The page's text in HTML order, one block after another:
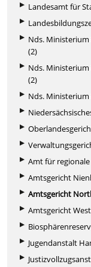
Landesamt für
Nds.
(2)
Nds.
(2)
Nds. Ministerium
Amt für
Amtsgericht
Amtsgericht
Amtsgericht
Jugendanstalt